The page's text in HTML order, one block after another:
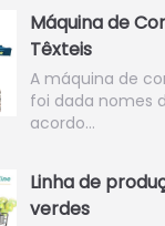
Máquina de
Têxteis
A máquina de
foi dada nomes
acordo…
Linha de
verdes